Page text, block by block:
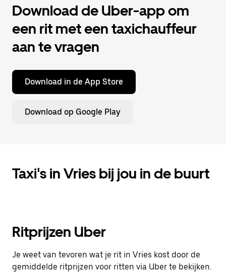
Download de Uber-app om
een rit met een taxichauffeur
aan te vragen
Download in de App Store
Download op Google Play
Taxi's in Vries bij jou in de buurt
Ritprijzen Uber
Je weet van tevoren wat je rit in Vries kost door de
gemiddelde ritprijzen voor ritten via Uber te bekijken.